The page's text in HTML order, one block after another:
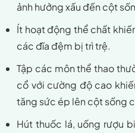
ảnh hưởng xấu đến cột
Ít hoạt động thể chất
các đĩa đệm bị trì trệ.
Tập các môn thể thao
cổ với cường độ cao
tăng sức ép lên cột sống
Hút thuốc lá, uống rượu